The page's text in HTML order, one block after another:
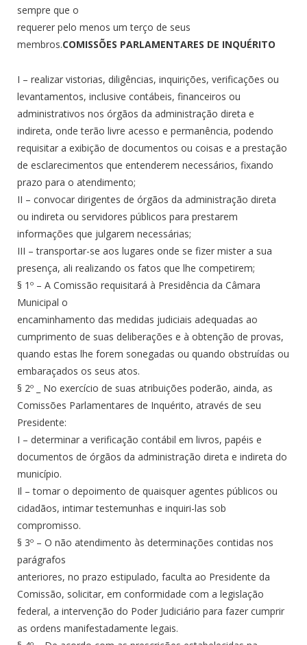
sempre que o
requerer pelo menos um terço de seus
membros.COMISSÕES PARLAMENTARES DE INQUÉRITO
I – realizar vistorias, diligências, inquirições, verificações ou
levantamentos, inclusive contábeis, financeiros ou
administrativos nos órgãos da administração direta e
indireta, onde terão livre acesso e permanência, podendo
requisitar a exibição de documentos ou coisas e a prestação
de esclarecimentos que entenderem necessários, fixando
prazo para o atendimento;
II – convocar dirigentes de órgãos da administração direta
ou indireta ou servidores públicos para prestarem
informações que julgarem necessárias;
III – transportar-se aos lugares onde se fizer mister a sua
presença, ali realizando os fatos que lhe competirem;
§ 1º – A Comissão requisitará à Presidência da Câmara
Municipal o
encaminhamento das medidas judiciais adequadas ao
cumprimento de suas deliberações e à obtenção de provas,
quando estas lhe forem sonegadas ou quando obstruídas ou
embaraçados os seus atos.
§ 2º _ No exercício de suas atribuições poderão, ainda, as
Comissões Parlamentares de Inquérito, através de seu
Presidente:
I – determinar a verificação contábil em livros, papéis e
documentos de órgãos da administração direta e indireta do
município.
Il – tomar o depoimento de quaisquer agentes públicos ou
cidadãos, intimar testemunhas e inquiri-las sob
compromisso.
§ 3º – O não atendimento às determinações contidas nos
parágrafos
anteriores, no prazo estipulado, faculta ao Presidente da
Comissão, solicitar, em conformidade com a legislação
federal, a intervenção do Poder Judiciário para fazer cumprir
as ordens manifestadamente legais.